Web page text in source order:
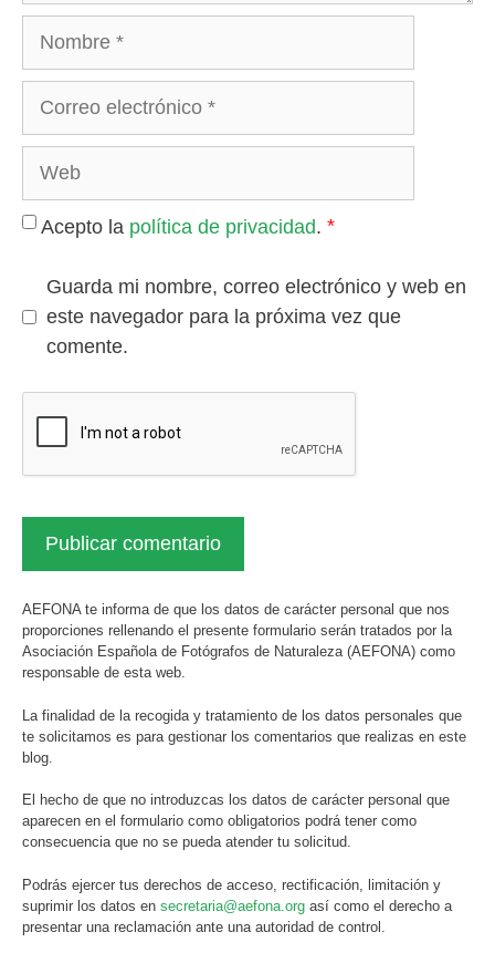
Nombre
Acepto la política de privacidad. *
Guarda mi nombre, correo electrónico y web en
este navegador para la próxima vez que
comente.
AEFONA te informa de que los datos de carácter personal que nos
proporciones rellenando el presente formulario serán tratados por la
Asociación Española de Fotógrafos de Naturaleza (AEFONA) como
responsable de esta web.
La finalidad de la recogida y tratamiento de los datos personales que
te solicitamos es para gestionar los comentarios que realizas en este
blog.
El hecho de que no introduzcas los datos de carácter personal que
aparecen en el formulario como obligatorios podrá tener como
consecuencia que no se pueda atender tu solicitud.
Podrás ejercer tus derechos de acceso, rectificación, limitación y
suprimir los datos en secretaria@aefona.org así como el derecho a
presentar una reclamación ante una autoridad de control.